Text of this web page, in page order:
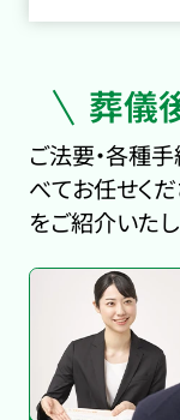
葬儀
ご法要・各種
べてお任せく
をご紹介いたし